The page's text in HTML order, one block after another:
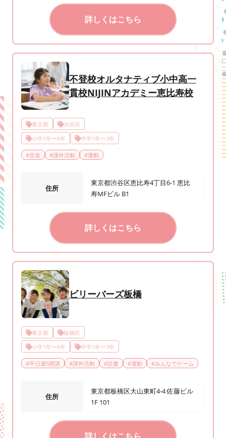
詳しくはこちら
不登校オルタナティブ小中高一
貫校NIJINアカデミー恵比寿校
東京都
渋谷区
小学1年〜6年
中学1年〜3年
#音楽 #課外活動 #運動
住所
東京都渋谷区恵比寿4丁目6-1 恵比
寿MFビル B1
詳しくはこちら
ビリーバーズ板橋
東京都
板橋区
小学1年〜6年
中学1年〜3年
#平日週5開講 #課外活動 #読書 #運動 #みんなでゲーム
住所
東京都板橋区大山東町4-4 佐藤ビル
1F 101